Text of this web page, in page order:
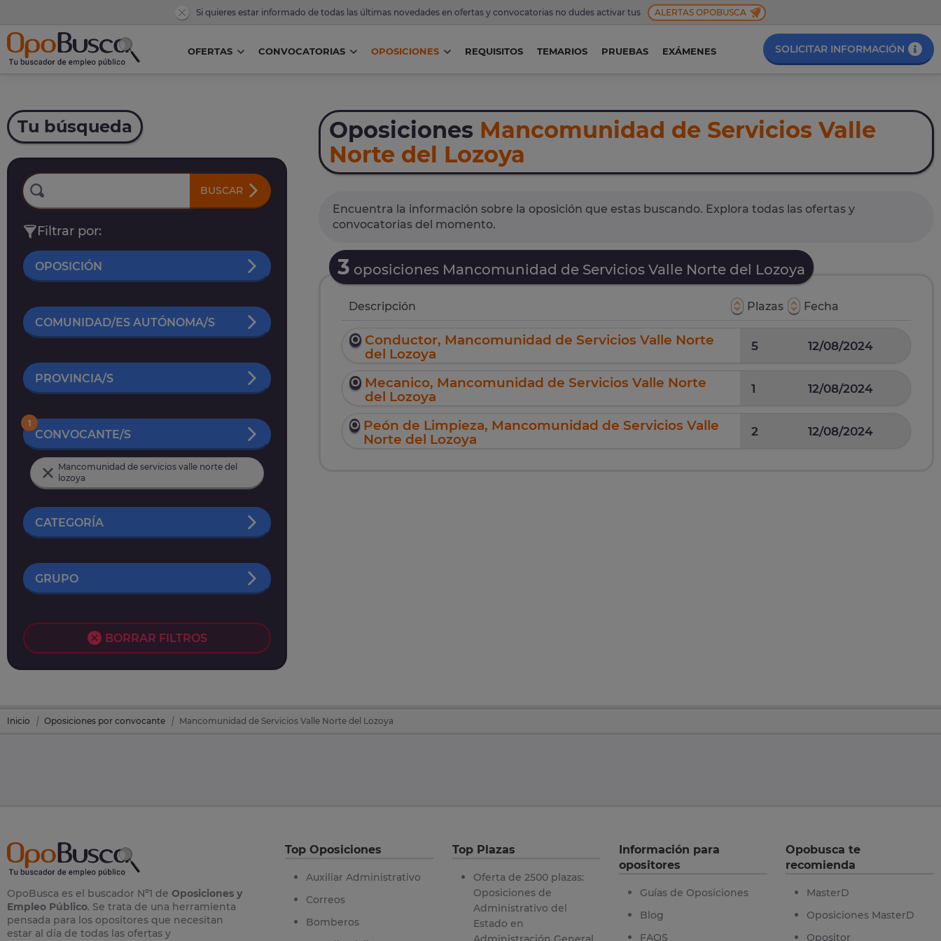
Si quieres estar informado de todas las últimas novedades en ofertas y convocatorias no dudes activar tus ALERTAS OPOBUSCA
OFERTAS CONVOCATORIAS OPOSICIONES REQUISITOS TEMARIOS PRUEBAS EXÁMENES SOLICITAR INFORMACIÓN
Tu búsqueda
BUSCAR
Filtrar por:
OPOSICIÓN
COMUNIDAD/ES AUTÓNOMA/S
PROVINCIA/S
CONVOCANTE/S
1
Mancomunidad de servicios valle norte del
lozoya
CATEGORÍA
GRUPO
BORRAR FILTROS
Oposiciones Mancomunidad de Servicios Valle
Norte del Lozoya
Encuentra la información sobre la oposición que estas buscando. Explora todas las ofertas y
convocatorias del momento.
3 oposiciones Mancomunidad de Servicios Valle Norte del Lozoya
Descripción Plazas Fecha
Conductor, Mancomunidad de Servicios Valle Norte
del Lozoya
5 12/08/2024
Mecanico, Mancomunidad de Servicios Valle Norte
del Lozoya
1 12/08/2024
Peón de Limpieza, Mancomunidad de Servicios Valle
Norte del Lozoya
2 12/08/2024
Inicio Oposiciones por convocante Mancomunidad de Servicios Valle Norte del Lozoya
OpoBusca es el buscador Nº1 de Oposiciones y
Empleo Público. Se trata de una herramienta
pensada para los opositores que necesitan
estar al día de todas las ofertas y
Top Oposiciones
Auxiliar Administrativo
Correos
Bomberos
Top Plazas
Oferta de 2500 plazas:
Oposiciones de
Administrativo del
Estado en
Información para
opositores
Guías de Oposiciones
Blog
FAQS
Opobusca te
recomienda
MasterD
Oposiciones MasterD
Opositor